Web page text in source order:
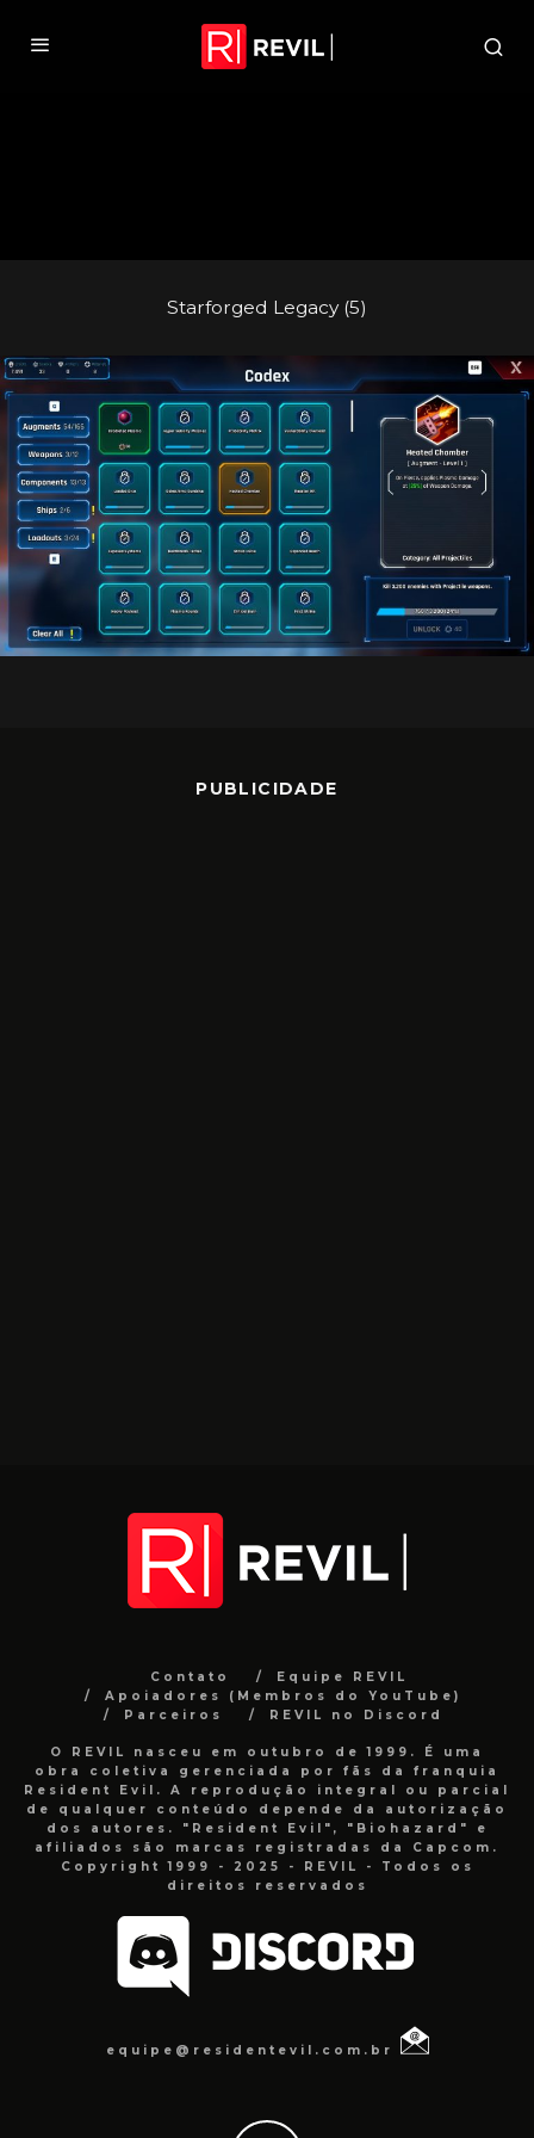
Starforged Legacy (5)
PUBLICIDADE
Contato
Equipe REVIL
Apoiadores (Membros do YouTube)
Parceiros
REVIL no Discord
O REVIL nasceu em outubro de 1999. É uma
obra coletiva gerenciada por fãs da franquia
Resident Evil. A reprodução integral ou parcial
de qualquer conteúdo depende da autorização
dos autores. "Resident Evil", "Biohazard" e
afiliados são marcas registradas da Capcom.
Copyright 1999 - 2025 - REVIL - Todos os
direitos reservados
equipe@residentevil.com.br